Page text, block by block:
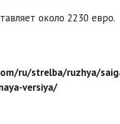
около 2230 евро.
ru/strelba/ruzhya/
versiya/